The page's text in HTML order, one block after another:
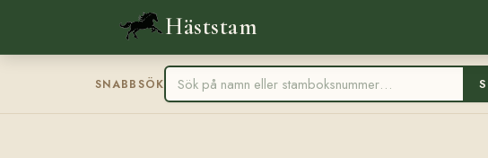
Häststam
SNABBSÖK